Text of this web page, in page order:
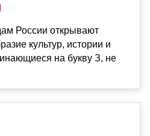
России открывают
культур, истории и
на букву З, не